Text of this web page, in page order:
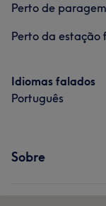
Perto de
Perto da estação
Idiomas falados
Português
Sobre